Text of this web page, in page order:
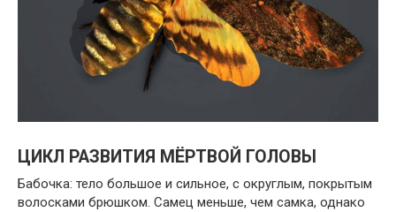
ЦИКЛ РАЗВИТИЯ МЁРТВОЙ ГОЛОВЫ
Бабочка: тело большое и сильное, с округлым, покрытым
волосками брюшком. Самец меньше, чем самка, однако